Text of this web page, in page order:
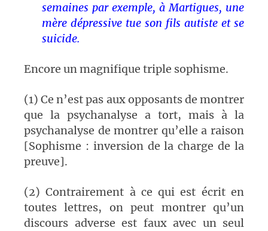
semaines par exemple, à Martigues, une
mère dépressive tue son fils autiste et se
suicide.
Encore un magnifique triple sophisme.
(1) Ce n’est pas aux opposants de montrer
que la psychanalyse a tort, mais à la
psychanalyse de montrer qu’elle a raison
[Sophisme : inversion de la charge de la
preuve].
(2) Contrairement à ce qui est écrit en
toutes lettres, on peut montrer qu’un
discours adverse est faux avec un seul